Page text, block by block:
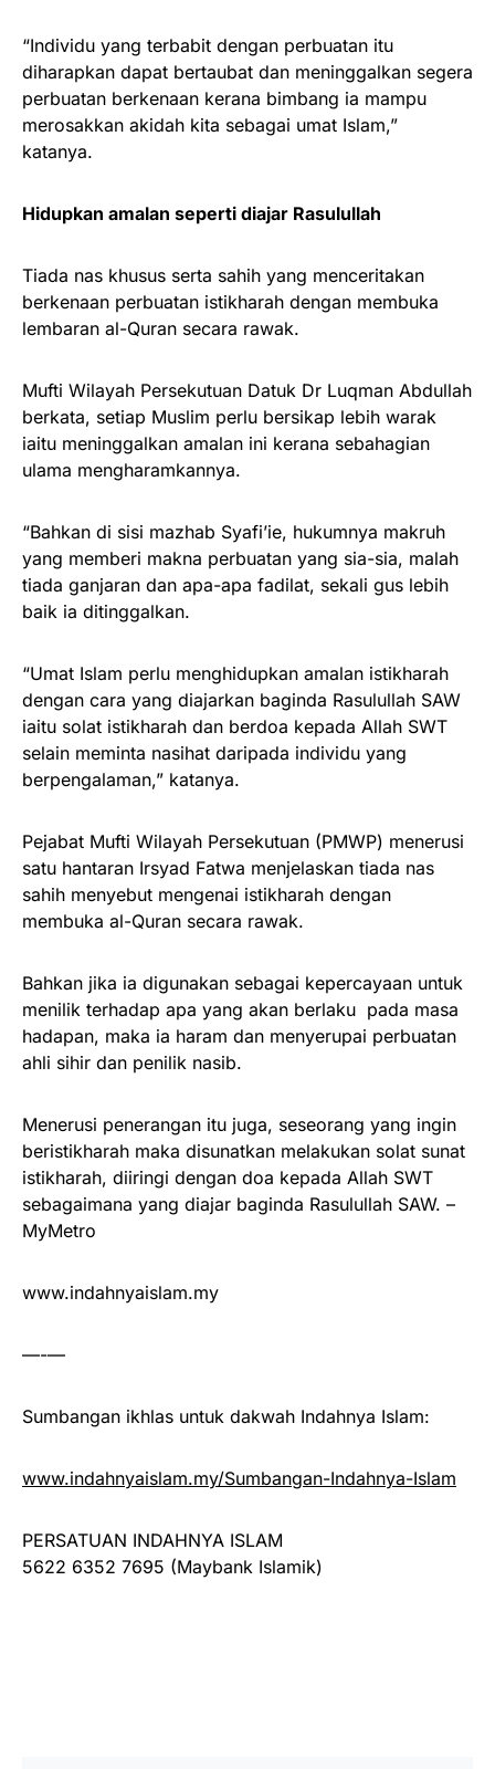
“Individu yang terbabit dengan perbuatan itu
diharapkan dapat bertaubat dan meninggalkan segera
perbuatan berkenaan kerana bimbang ia mampu
merosakkan akidah kita sebagai umat Islam,”
katanya.
Hidupkan amalan seperti diajar Rasulullah
Tiada nas khusus serta sahih yang menceritakan
berkenaan perbuatan istikharah dengan membuka
lembaran al-Quran secara rawak.
Mufti Wilayah Persekutuan Datuk Dr Luqman Abdullah
berkata, setiap Muslim perlu bersikap lebih warak
iaitu meninggalkan amalan ini kerana sebahagian
ulama mengharamkannya.
“Bahkan di sisi mazhab Syafi’ie, hukumnya makruh
yang memberi makna perbuatan yang sia-sia, malah
tiada ganjaran dan apa-apa fadilat, sekali gus lebih
baik ia ditinggalkan.
“Umat Islam perlu menghidupkan amalan istikharah
dengan cara yang diajarkan baginda Rasulullah SAW
iaitu solat istikharah dan berdoa kepada Allah SWT
selain meminta nasihat daripada individu yang
berpengalaman,” katanya.
Pejabat Mufti Wilayah Persekutuan (PMWP) menerusi
satu hantaran Irsyad Fatwa menjelaskan tiada nas
sahih menyebut mengenai istikharah dengan
membuka al-Quran secara rawak.
Bahkan jika ia digunakan sebagai kepercayaan untuk
menilik terhadap apa yang akan berlaku pada masa
hadapan, maka ia haram dan menyerupai perbuatan
ahli sihir dan penilik nasib.
Menerusi penerangan itu juga, seseorang yang ingin
beristikharah maka disunatkan melakukan solat sunat
istikharah, diiringi dengan doa kepada Allah SWT
sebagaimana yang diajar baginda Rasulullah SAW. –
MyMetro
www.indahnyaislam.my
—-—
Sumbangan ikhlas untuk dakwah Indahnya Islam:
www.indahnyaislam.my/Sumbangan-Indahnya-Islam
PERSATUAN INDAHNYA ISLAM
5622 6352 7695 (Maybank Islamik)